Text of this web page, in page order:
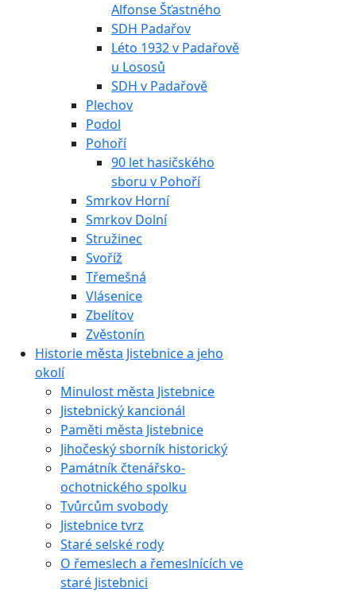
Alfonse Šťastného
SDH Padařov
Léto 1932 v Padařově
u Lososů
SDH v Padařově
Plechov
Podol
Pohoří
90 let hasičského
sboru v Pohoří
Smrkov Horní
Smrkov Dolní
Stružinec
Svoříž
Třemešná
Vlásenice
Zbelítov
Zvěstonín
Historie města Jistebnice a jeho
okolí
Minulost města Jistebnice
Jistebnický kancionál
Paměti města Jistebnice
Jihočeský sborník historický
Památník čtenářsko-
ochotnického spolku
Tvůrcům svobody
Jistebnice tvrz
Staré selské rody
O řemeslech a řemeslnících ve
staré Jistebnici